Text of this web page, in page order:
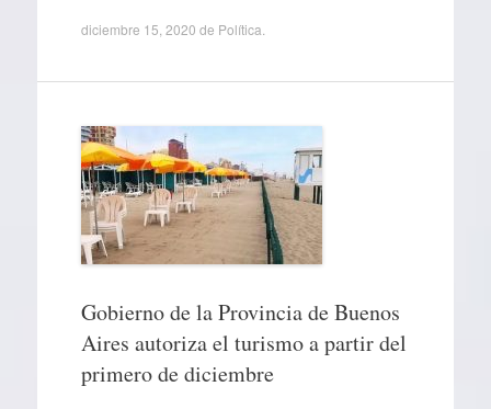
diciembre 15, 2020 de Política
Gobierno de la Provincia de Buenos
Aires autoriza el turismo a partir del
primero de diciembre